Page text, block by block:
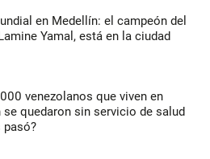
en Medellín: el campeón del
Yamal, está en la ciudad
venezolanos que viven en
se quedaron sin servicio de salud
pasó?